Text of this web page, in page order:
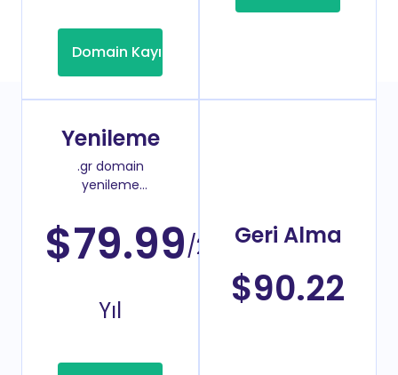
Domain Kayıt
Yenileme
.gr domain
yenileme
$79.99/2
Yıl
Geri Alma
$90.22